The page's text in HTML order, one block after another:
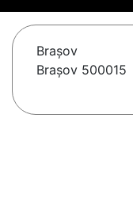
Braşov
Brașov 500015